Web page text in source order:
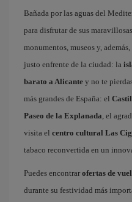
Bañada por las aguas del
para disfrutar de sus
monumentos, museos y,
justo enfrente de la ciudad: la
barato a Alicante y no te
más grandes de España: el
Paseo de la Explanada, el
visita el centro cultural Las
tabaco reconvertida en un
Puedes encontrar ofertas de
durante su festividad más